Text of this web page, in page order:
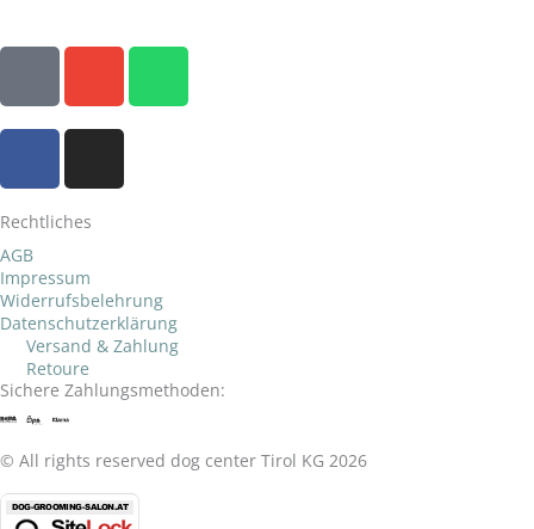
P
o
e
E
v
l
W
a
F
c
e
b
o
o
k
-
f
I
s
g
r
a
m
Rechtliches
AGB
Impressum
Widerrufsbelehrung
Datenschutzerklärung
Versand & Zahlung
Retoure
Sichere Zahlungsmethoden:
© All rights reserved dog center Tirol KG 2026